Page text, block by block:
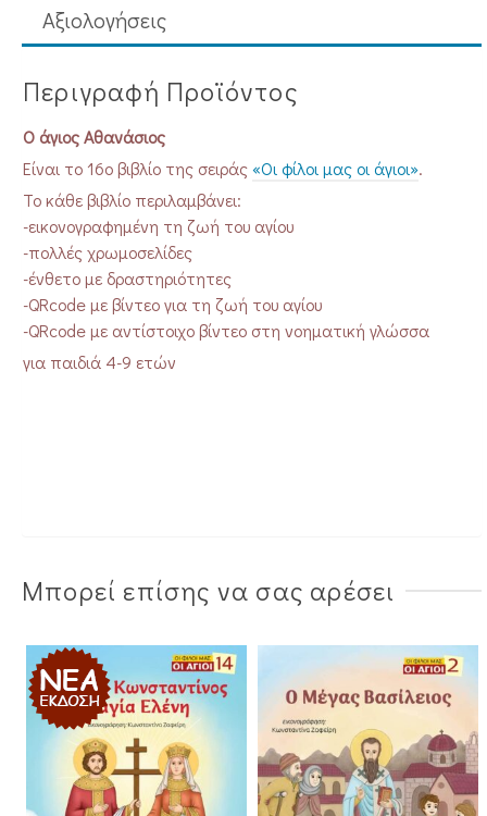
Aξιολογήσεις
Περιγραφή Προϊόντος
Ο άγιος Αθανάσιος
Είναι το 16ο βιβλίο της σειράς«Οι φίλοι μας οι άγιοι».
Το κάθε βιβλίο περιλαμβάνει:
-εικονογραφημένη τη ζωή του αγίου
-πολλές χρωμοσελίδες
-ένθετο με δραστηριότητες
-QRcode με βίντεο για τη ζωή του αγίου
-QRcode με αντίστοιχο βίντεο στη νοηματική γλώσσα
για παιδιά 4-9 ετών
Μπορεί επίσης να σας αρέσει